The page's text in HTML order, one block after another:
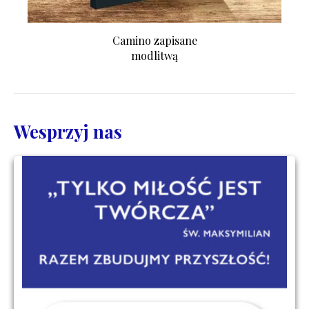
Camino zapisane
modlitwą
Wesprzyj nas